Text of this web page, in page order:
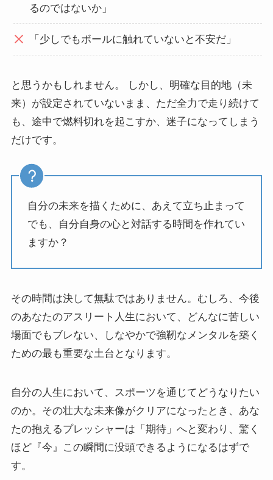
るのではないか」
「少しでもボールに触れていないと不安だ」
と思うかもしれません。 しかし、明確な目的地（未
来）が設定されていないまま、ただ全力で走り続けて
も、途中で燃料切れを起こすか、迷子になってしまう
だけです。
自分の未来を描くために、あえて立ち止まって
でも、自分自身の心と対話する時間を作れてい
ますか？
その時間は決して無駄ではありません。むしろ、今後
のあなたのアスリート人生において、どんなに苦しい
場面でもブレない、しなやかで強靭なメンタルを築く
ための最も重要な土台となります。
自分の人生において、スポーツを通じてどうなりたい
のか。その壮大な未来像がクリアになったとき、あな
たの抱えるプレッシャーは「期待」へと変わり、驚く
ほど『今』この瞬間に没頭できるようになるはずで
す。